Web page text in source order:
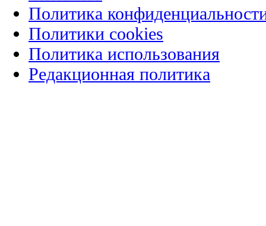
Политика
Политики cookies
Политика использования
Редакционная политика